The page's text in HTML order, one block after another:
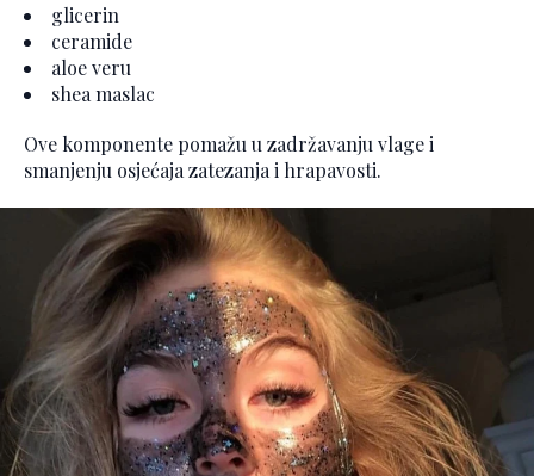
glicerin
ceramide
aloe veru
shea maslac
Ove komponente pomažu u zadržavanju vlage i
smanjenju osjećaja zatezanja i hrapavosti.